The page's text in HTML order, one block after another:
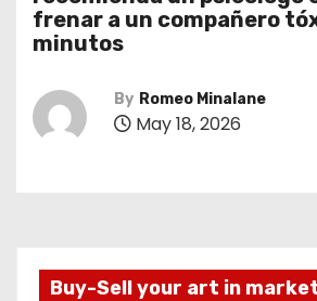
frenar a un compañero
minutos
By Romeo Minalane
May 18, 2026
Buy-Sell your art in